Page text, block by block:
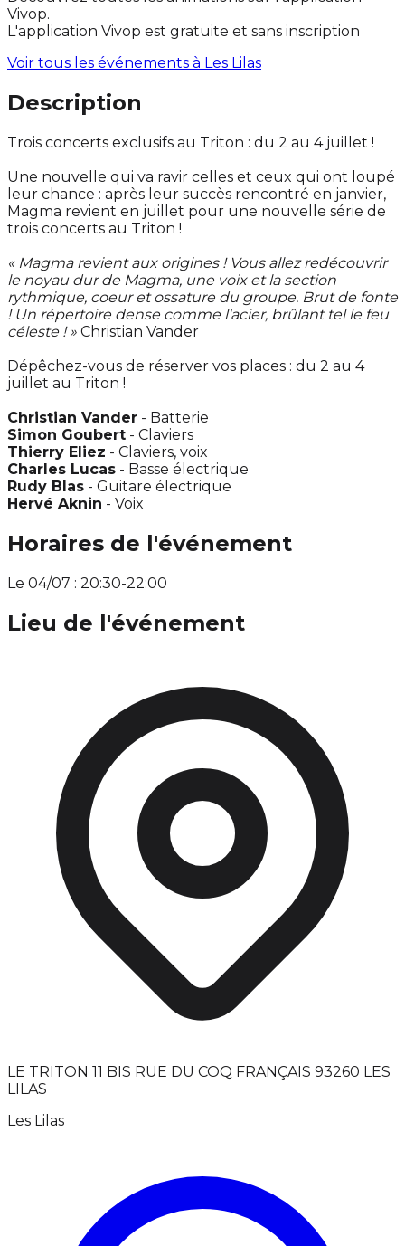
Vivop.
L'application Vivop est gratuite et sans inscription
Voir tous les événements à Les Lilas
Description
Trois concerts exclusifs au Triton : du 2 au 4 juillet !
Une nouvelle qui va ravir celles et ceux qui ont loupé
leur chance : après leur succès rencontré en janvier,
Magma revient en juillet pour une nouvelle série de
trois concerts au Triton !
« Magma revient aux origines ! Vous allez redécouvrir
le noyau dur de Magma, une voix et la section
rythmique, coeur et ossature du groupe. Brut de fonte
! Un répertoire dense comme l'acier, brûlant tel le feu
céleste ! » Christian Vander
Dépêchez-vous de réserver vos places : du 2 au 4
juillet au Triton !
Christian Vander - Batterie
Simon Goubert - Claviers
Thierry Eliez - Claviers, voix
Charles Lucas - Basse électrique
Rudy Blas - Guitare électrique
Hervé Aknin - Voix
Horaires de l'événement
Le 04/07 : 20:30-22:00
Lieu de l'événement
LE TRITON 11 BIS RUE DU COQ FRANÇAIS 93260 LES
LILAS
Les Lilas